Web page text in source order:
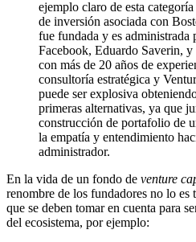
ejemplo claro de esta
de inversión asociada con
fue fundada y es administrada
Facebook, Eduardo Saverin,
con más de 20 años de
consultoría estratégica y
puede ser explosiva
primeras alternativas, ya que
construcción de portafolio de
la empatía y entendimiento
administrador.
En la vida de un fondo de venture
renombre de los fundadores no lo
que se deben tomar en cuenta para
del ecosistema, por ejemplo: